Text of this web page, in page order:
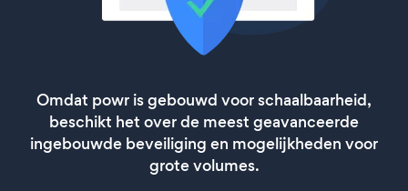
Omdat powr is gebouwd voor schaalbaarheid,
beschikt het over de meest geavanceerde
ingebouwde beveiliging en mogelijkheden voor
grote volumes.